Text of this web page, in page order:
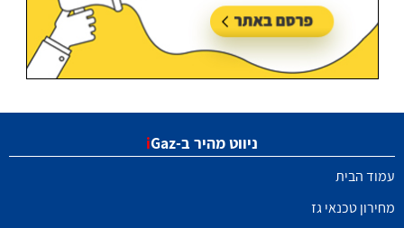
ניווט מהיר ב- iGaz
עמוד הבית
מחירון טכנאי גז